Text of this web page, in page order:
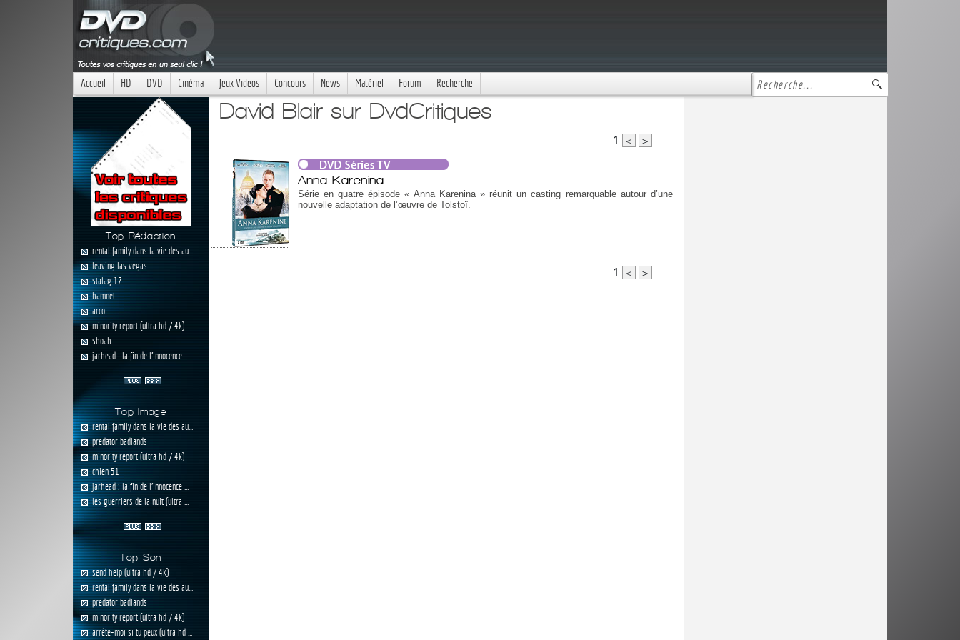
Accueil HD DVD Cinéma Jeux Videos Concours News Matériel Forum Recherche
Top Rédaction
rental family dans la vie des au...
leaving las vegas
stalag 17
hamnet
arco
minority report (ultra hd / 4k)
shoah
jarhead : la fin de l'innocence ...
Top Image
rental family dans la vie des au...
predator badlands
minority report (ultra hd / 4k)
chien 51
jarhead : la fin de l'innocence ...
les guerriers de la nuit (ultra ...
Top Son
send help (ultra hd / 4k)
rental family dans la vie des au...
predator badlands
minority report (ultra hd / 4k)
arrête-moi si tu peux (ultra hd ...
David Blair sur DvdCritiques
1 < >
Anna Karenina
Série en quatre épisode « Anna Karenina » réunit un casting remarquable autour d’une
nouvelle adaptation de l’œuvre de Tolstoï.
1 < >